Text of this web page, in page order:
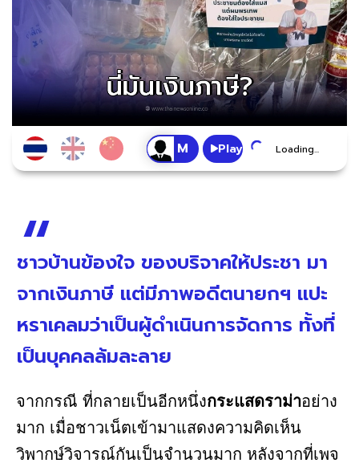
Play Loading...
ชาวบ้านข้องใจ ของบริจาคให้ประชา มา
จากเงินภาษี แต่มีภาพอดีตนายกฯ แปะ
หราเคลมว่าเป็นผู้ดำเนินการจัดการ​ ทั้งที่
เป็นบุคคลล้มละลาย
จากกรณี ที่กลายเป็นอีกหนึ่งกระแสดราม่าอย่าง
มาก เมื่อชาวเน็ตเข้ามาแสดงความคิดเห็น
วิพากษ์วิจารณ์กันเป็นจำนวนมาก หลังจากที่เพจ